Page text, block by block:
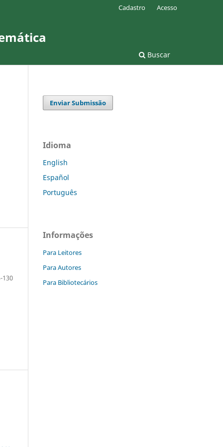
Buscar
Cadastro Acesso
130
Enviar Submissão
Idioma
English
Español
Português
Informações
Para Leitores
Para Autores
Para Bibliotecários